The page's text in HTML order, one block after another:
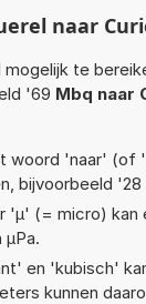
naar
te
'69 Mbq naar
woord 'naar'
bijvoorbeeld '28
'µ' (= micro) kan
µPa.
en 'kubisch'
kunnen